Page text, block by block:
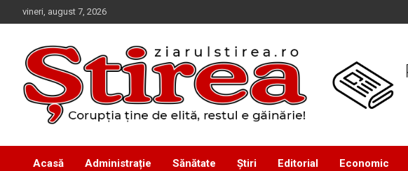
to
vineri, august 7, 2026
Ziarul Știrea
Acasă Administrație Sănătate Știri Editorial Economic